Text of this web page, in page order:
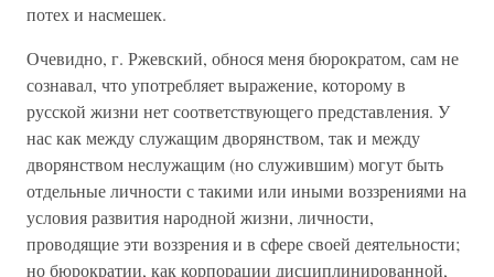
потех и насмешек.
Очевидно, г. Ржевский, обнося меня бюрократом, сам не
сознавал, что употребляет выражение, которому в
русской жизни нет соответствующего представления. У
нас как между служащим дворянством, так и между
дворянством неслужащим (но служившим) могут быть
отдельные личности с такими или иными воззрениями на
условия развития народной жизни, личности,
проводящие эти воззрения и в сфере своей деятельности;
но бюрократии, как корпорации дисциплинированной,